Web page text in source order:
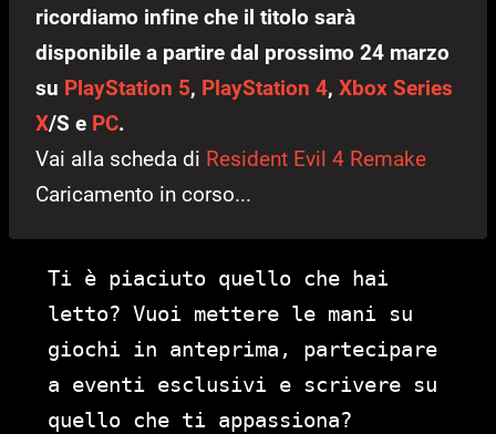
ricordiamo infine che il titolo sarà
disponibile a partire dal prossimo 24 marzo
su PlayStation 5, PlayStation 4, Xbox Series
X/S e PC.
Vai alla scheda di Resident Evil 4 Remake
Caricamento in corso...
Ti è piaciuto quello che hai
letto? Vuoi mettere le mani su
giochi in anteprima, partecipare
a eventi esclusivi e scrivere su
quello che ti appassiona?